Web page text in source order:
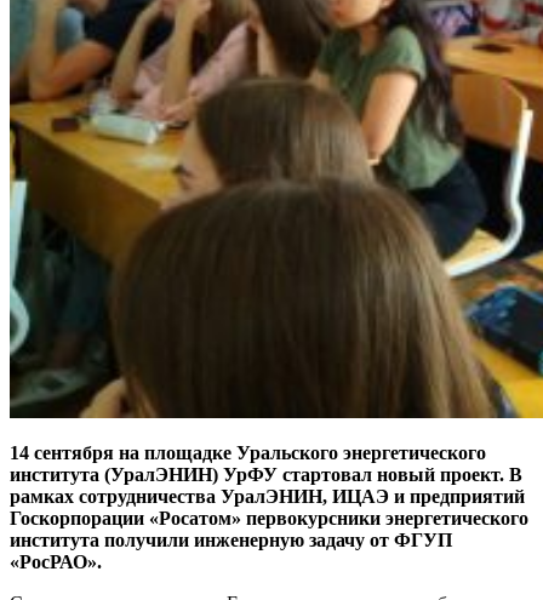
14 сентября на площадке Уральского энергетического
института (УралЭНИН) УрФУ стартовал новый проект. В
рамках сотрудничества УралЭНИН, ИЦАЭ и предприятий
Госкорпорации «Росатом» первокурсники энергетического
института получили инженерную задачу от ФГУП
«РосРАО».